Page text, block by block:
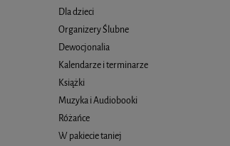
Dla dzieci
Organizery Ślubne
Dewocjonalia
Kalendarze i terminarze
Książki
Muzyka i Audiobooki
Różańce
W pakiecie taniej